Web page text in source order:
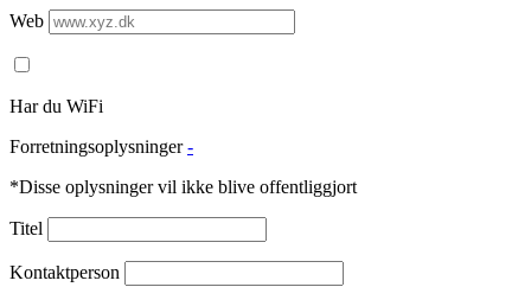
Web
Har du WiFi
Forretningsoplysninger -
*Disse oplysninger vil ikke blive offentliggjort
Titel
Kontaktperson